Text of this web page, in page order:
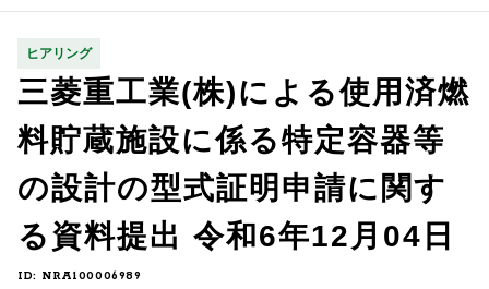
ヒアリング
三菱重工業(株)による使用済燃
料貯蔵施設に係る特定容器等
の設計の型式証明申請に関す
る資料提出 令和6年12月04日
ID: NRA100006989